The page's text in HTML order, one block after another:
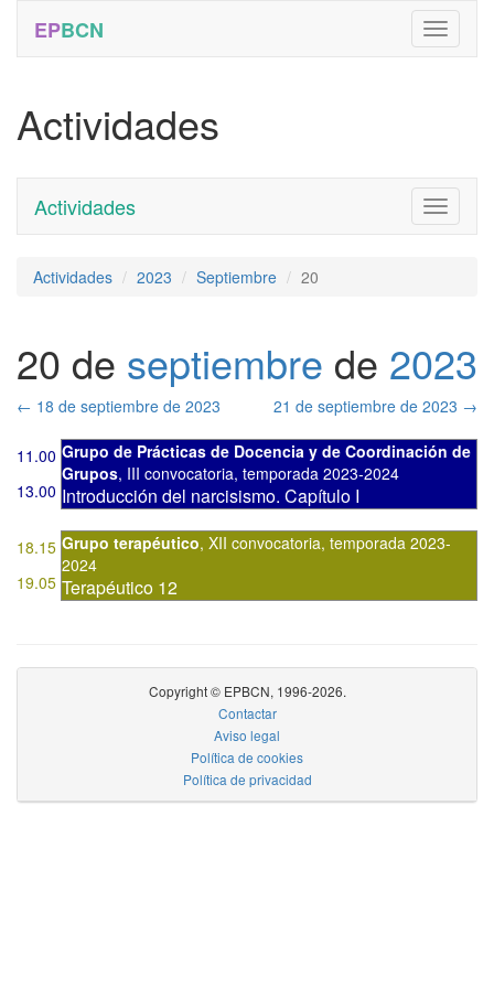
EPBCN
Actividades
Toggle
Actividades
Actividades 2023 Septiembre 20
20 de septiembre de 2023
← 18 de septiembre de 2023 21 de septiembre de 2023 →
11.00 Grupo de Prácticas de Docencia y de Coordinación de
Grupos, III convocatoria, temporada 2023-2024
Introducción del narcisismo. Capítulo I
13.00
18.15 Grupo terapéutico, XII convocatoria, temporada 2023-
2024
Terapéutico 12
19.05
Copyright © EPBCN, 1996-2026.
Contactar
Aviso legal
Política de cookies
Política de privacidad